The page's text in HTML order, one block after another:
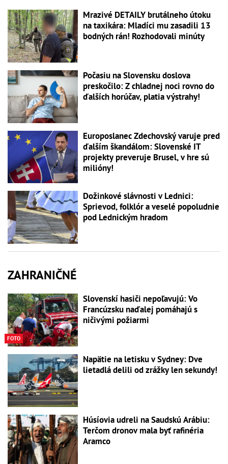
Mrazivé DETAILY brutálneho útoku
na taxikára: Mladíci mu zasadili 13
bodných rán! Rozhodovali minúty
Počasiu na Slovensku doslova
preskočilo: Z chladnej noci rovno do
ďalších horúčav, platia výstrahy!
Europoslanec Zdechovský varuje pred
ďalším škandálom: Slovenské IT
projekty preveruje Brusel, v hre sú
milióny!
Dožinkové slávnosti v Lednici:
Sprievod, folklór a veselé popoludnie
pod Lednickým hradom
ZAHRANIČNÉ
FOTO
Slovenskí hasiči nepoľavujú: Vo
Francúzsku naďalej pomáhajú s
ničivými požiarmi
Napätie na letisku v Sydney: Dve
lietadlá delili od zrážky len sekundy!
Húsíovia udreli na Saudskú Arábiu:
Terčom dronov mala byť rafinéria
Aramco